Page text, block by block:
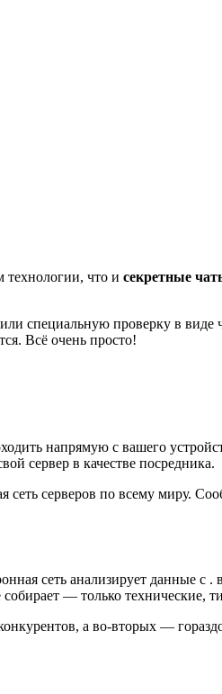
что и секретные
специальную проверку в
Всё очень просто!
напрямую с вашего
сервер в качестве посредника.
сеть серверов по всему миру.
сеть анализирует данные
— только технические,
а во-вторых —